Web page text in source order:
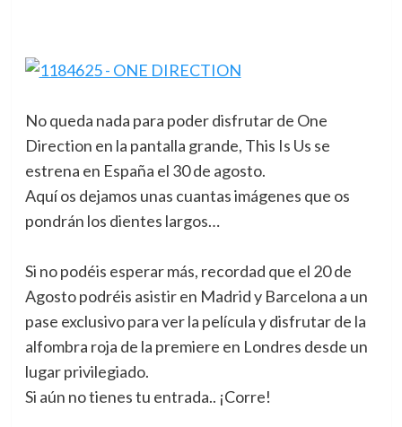
No queda nada para poder disfrutar de One
Direction en la pantalla grande, This Is Us se
estrena en España el 30 de agosto.
Aquí os dejamos unas cuantas imágenes que os
pondrán los dientes largos…
Si no podéis esperar más, recordad que el 20 de
Agosto podréis asistir en Madrid y Barcelona a un
pase exclusivo para ver la película y disfrutar de la
alfombra roja de la premiere en Londres desde un
lugar privilegiado.
Si aún no tienes tu entrada.. ¡Corre!